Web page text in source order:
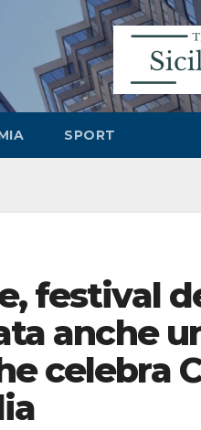
SPORT
festival
anche
celebra